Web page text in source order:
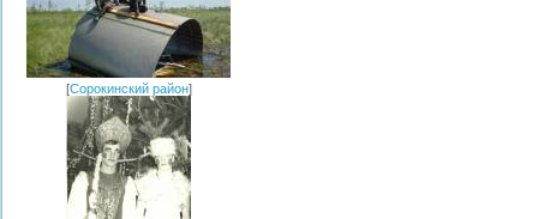
[Сорокинский район]